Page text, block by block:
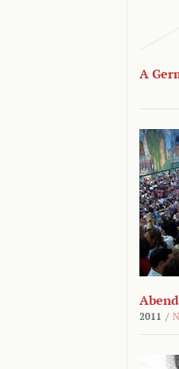
A
2011 /